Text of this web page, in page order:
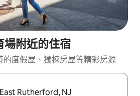
場附近的住宿
度假屋、獨棟房屋等精彩房源
容時請使用上下箭頭，或輕點、滑動裝置。